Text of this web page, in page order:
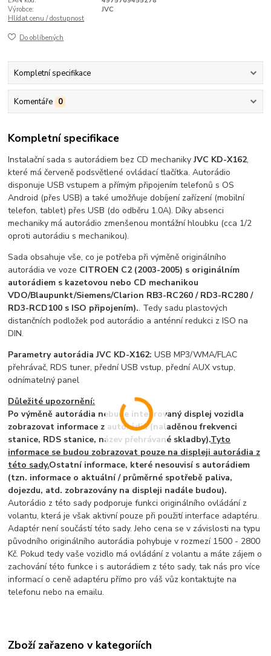
Výrobce:
JVC
Hlídat cenu / dostupnost
Do oblíbených
Kompletní specifikace
Komentáře 0
Kompletní specifikace
Instalační sada s autorádiem bez CD mechanikyJVC KD-X162,
které má červeně podsvětlené ovládací tlačítka. Autorádio
disponuje USB vstupem a přímým připojením telefonů s OS
Android (přes USB) a také umožňuje dobíjení zařízení (mobilní
telefon, tablet) přes USB (do odběru 1.0A). Díky absenci
mechaniky má autorádio zmenšenou montážní hloubku (cca 1/2
oproti autorádiu s mechanikou).
Sada obsahuje vše, co je potřeba při výměně originálního
autorádia ve voze CITROEN C2 (2003-2005) s originálním
autorádiem s kazetovou nebo CD mechanikou
VDO/Blaupunkt/Siemens/Clarion RB3-RC260 / RD3-RC280 /
RD3-RCD100 s ISO připojením).. Tedy sadu plastových
distančních podložek pod autorádio a anténní redukci z ISO na
DIN.
Parametry autorádia JVC KD-X162:USB MP3/WMA/FLAC
přehrávač, RDS tuner, přední USB vstup, přední AUX vstup,
odnímatelný panel
Důležité upozornění:
Po výměně autorádia nebude integrovaný displej vozidla
zobrazovat informace z autorádia (naladěnou frekvenci
stanice, RDS stanice, název přehrávané skladby).Tyto
informace se budou zobrazovat pouze na displeji autorádia z
této sady.Ostatní informace, které nesouvisí s autorádiem
(tzn. informace o aktuální / průměrné spotřebě paliva,
dojezdu, atd. zobrazovány na displeji nadále budou).
Autorádio z této sady podporuje funkci originálního ovládání z
volantu, která je však aktivní pouze při použití interface adaptéru.
Adaptér není součástí této sady. Jeho cena se v závislosti na typu
původního originálního autorádia pohybuje v rozmezí 1500 - 2800
Kč. Pokud tedy vaše vozidlo má ovládání z volantu a máte zájem o
zachování této funkce i s autorádiem z této sady, tak nás pro více
informací o ceně adaptéru přímo pro váš vůz kontaktujte na
telefonu nebo na emailu.
Zboží zařazeno v kategoriích